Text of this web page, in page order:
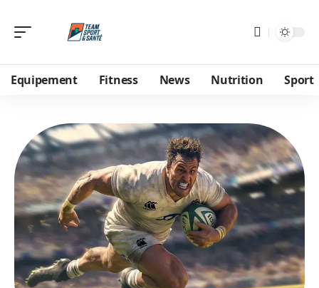
Equipement Fitness News Nutrition Sport